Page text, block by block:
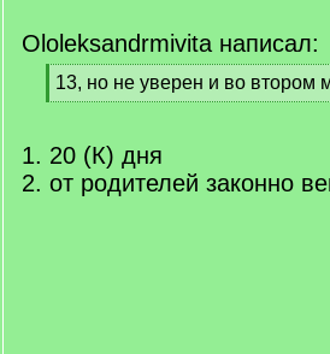
Ololeksandrmivita написал:
[
q
13, но не уверен и во втором
[
q
]
1. 20 (К) дня
2. от родителей законно